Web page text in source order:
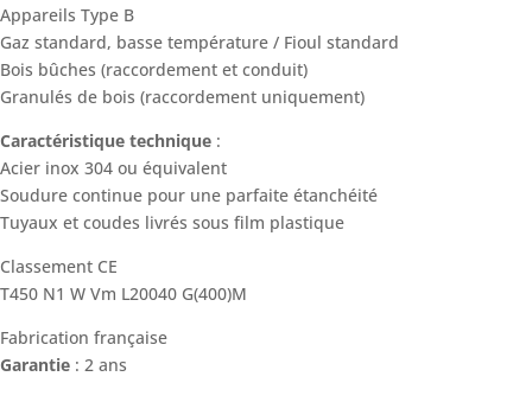
Appareils Type B
Gaz standard, basse température / Fioul standard
Bois bûches (raccordement et conduit)
Granulés de bois (raccordement uniquement)
Caractéristique technique :
Acier inox 304 ou équivalent
Soudure continue pour une parfaite étanchéité
Tuyaux et coudes livrés sous film plastique
Classement CE
T450 N1 W Vm L20040 G(400)M
Fabrication française
Garantie : 2 ans